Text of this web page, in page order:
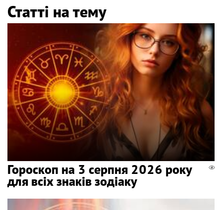
Статті на тему
Гороскоп на 3 серпня 2026 року
для всіх знаків зодіаку